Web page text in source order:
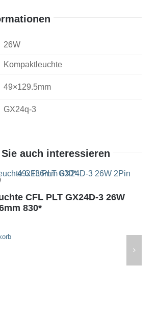
26W
Kompaktleuchte
49×129.5mm
GX24q-3
auch interessieren
CFL PLT GX24D-3 26W
830*